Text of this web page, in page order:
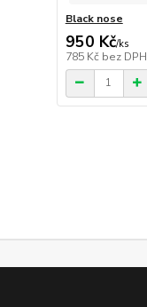
Black nose
950 Kč/ks
785 Kč bez DPH